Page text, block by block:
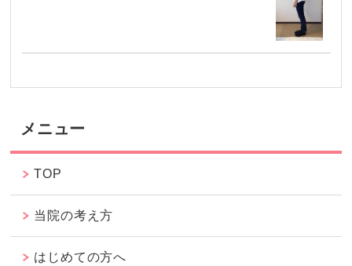
メニュー
TOP
当院の考え方
はじめての方へ